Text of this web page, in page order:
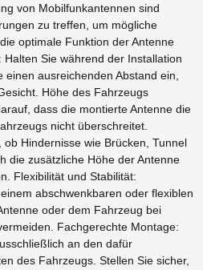
von Mobilfunkantennen sind
zu treffen, um mögliche
optimale Funktion der Antenne
Sie während der Installation
ausreichenden Abstand ein,
Höhe des Fahrzeugs
dass die montierte Antenne die
nicht überschreitet.
Hindernisse wie Brücken, Tunnel
die zusätzliche Höhe der Antenne
Flexibilität und Stabilität:
abschwenkbaren oder flexiblen
oder dem Fahrzeug bei
Fachgerechte Montage:
an den dafür
des Fahrzeugs. Stellen Sie sicher,